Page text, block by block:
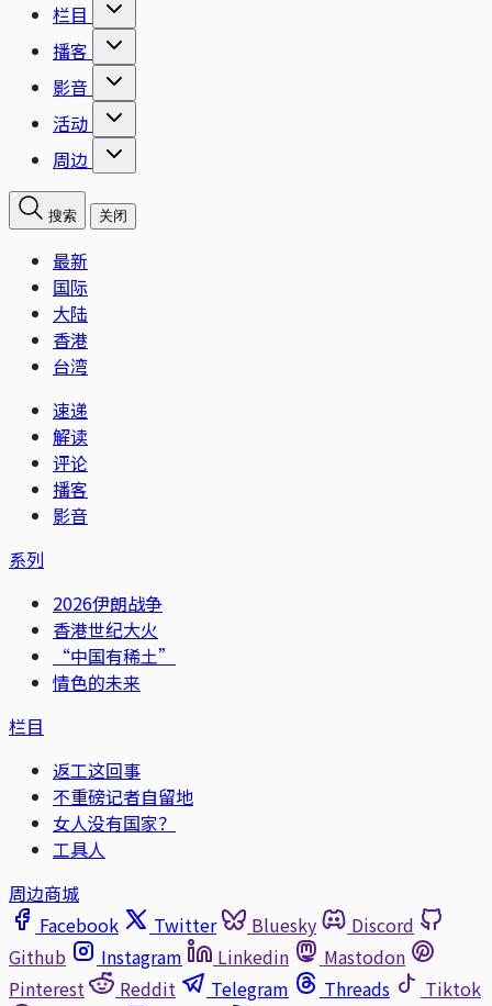
栏目
播客
影音
活动
周边
搜索 关闭
最新
国际
大陆
香港
台湾
速递
解读
评论
播客
影音
系列
2026伊朗战争
香港世纪大火
“中国有稀土”
情色的未来
栏目
返工这回事
不重磅记者自留地
女人没有国家？
工具人
周边商城
Facebook
Twitter Bluesky
Discord
Github
Instagram Linkedin
Mastodon
Pinterest
Reddit Telegram Threads
Tiktok